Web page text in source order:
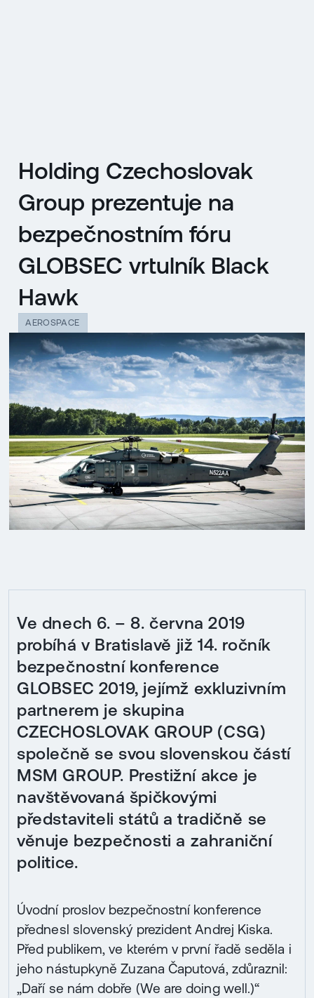
Holding Czechoslovak
Group prezentuje na
bezpečnostním fóru
GLOBSEC vrtulník Black
Hawk
AEROSPACE
Ve dnech 6. – 8. června 2019
probíhá v Bratislavě již 14. ročník
bezpečnostní konference
GLOBSEC 2019, jejímž exkluzivním
partnerem je skupina
CZECHOSLOVAK GROUP (CSG)
společně se svou slovenskou částí
MSM GROUP. Prestižní akce je
navštěvovaná špičkovými
představiteli států a tradičně se
věnuje bezpečnosti a zahraniční
politice.
Úvodní proslov bezpečnostní konference
přednesl slovenský prezident Andrej Kiska.
Před publikem, ve kterém v první řadě seděla i
jeho nástupkyně Zuzana Čaputová, zdůraznil:
„Daří se nám dobře (We are doing well.)“